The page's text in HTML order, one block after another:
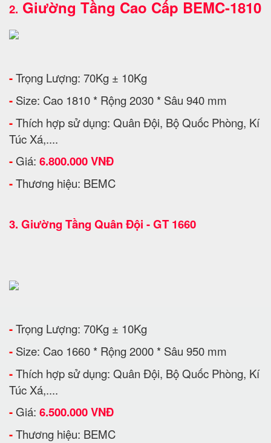
2. Giường Tầng Cao Cấp BEMC-1810
-Trọng Lượng: 70Kg ± 10Kg
- Size: Cao 1810 * Rộng 2030 * Sâu 940 mm
-Thích hợp sử dụng: Quân Đội, Bộ Quốc Phòng, Kí
Túc Xá,....
- Giá: 6.800.000 VNĐ
-Thương hiệu: BEMC
3. Giường Tầng Quân Đội - GT 1660
-Trọng Lượng: 70Kg ± 10Kg
- Size: Cao 1660 * Rộng 2000 * Sâu 950 mm
-Thích hợp sử dụng: Quân Đội, Bộ Quốc Phòng, Kí
Túc Xá,....
- Giá: 6.500.000 VNĐ
-Thương hiệu: BEMC